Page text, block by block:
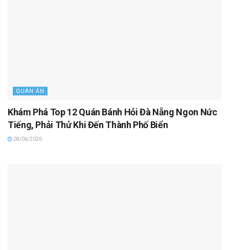
QUÁN ĂN
Khám Phá Top 12 Quán Bánh Hỏi Đà Nẵng Ngon Nức
Tiếng, Phải Thử Khi Đến Thành Phố Biển
28/06/2026